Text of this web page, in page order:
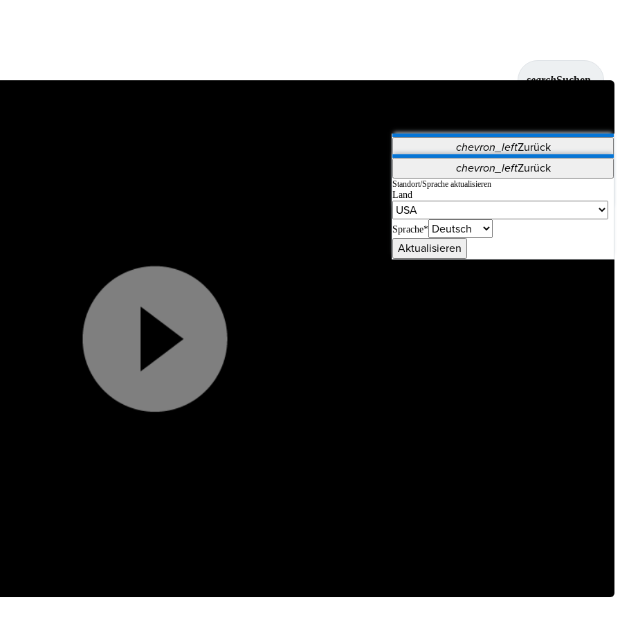
searchSuchen
chevron_leftZurück
Vet Systems OrthoPedia Patient
Supplier Portal
Synergy-Bildgebung und -Resektion
chevron_leftZurück
Standort/Sprache aktualisieren
Land
Sprache*
Aktualisieren
Play